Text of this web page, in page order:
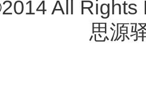
All Rights
思源